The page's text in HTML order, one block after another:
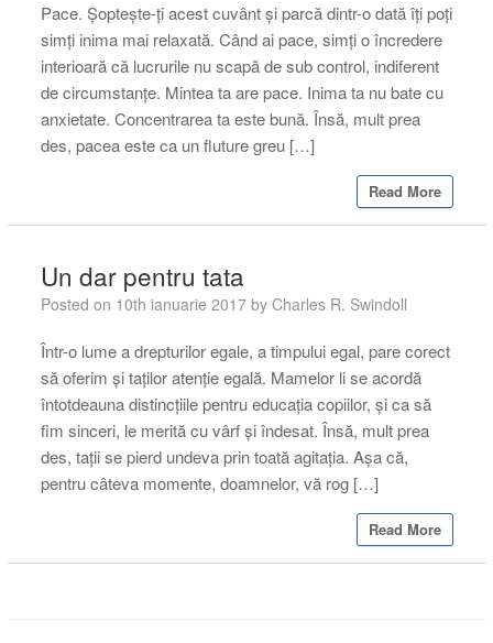
Pace. Șoptește-ți acest cuvânt și parcă dintr-o dată îți poți
simți inima mai relaxată. Când ai pace, simți o încredere
interioară că lucrurile nu scapă de sub control, indiferent
de circumstanțe. Mintea ta are pace. Inima ta nu bate cu
anxietate. Concentrarea ta este bună. Însă, mult prea
des, pacea este ca un fluture greu […]
Read More
Un dar pentru tata
Posted on 10th ianuarie 2017 by Charles R. Swindoll
Într-o lume a drepturilor egale, a timpului egal, pare corect
să oferim și taților atenție egală. Mamelor li se acordă
întotdeauna distincțiile pentru educația copiilor, și ca să
fim sinceri, le merită cu vârf și îndesat. Însă, mult prea
des, tații se pierd undeva prin toată agitația. Așa că,
pentru câteva momente, doamnelor, vă rog […]
Read More